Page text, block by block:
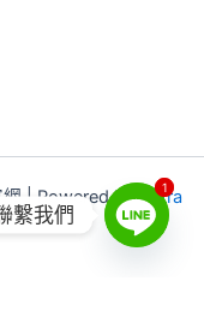
| Powered byAstra
繫我們
11